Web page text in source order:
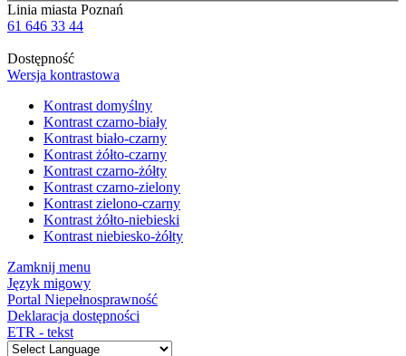
Linia miasta Poznań
61 646 33 44
Dostępność
Wersja kontrastowa
Kontrast domyślny
Kontrast czarno-biały
Kontrast biało-czarny
Kontrast żółto-czarny
Kontrast czarno-żółty
Kontrast czarno-zielony
Kontrast zielono-czarny
Kontrast żółto-niebieski
Kontrast niebiesko-żółty
Zamknij menu
Język migowy
Portal Niepełnosprawność
Deklaracja dostępności
ETR - tekst